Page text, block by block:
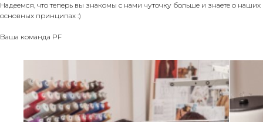
Надеемся, что теперь вы знакомы с нами чуточку больше и знаете о наших
основных принципах :)
Ваша команда PF